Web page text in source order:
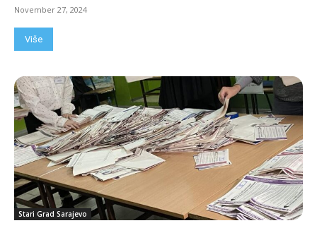
November 27, 2024
Više
Stari Grad Sarajevo